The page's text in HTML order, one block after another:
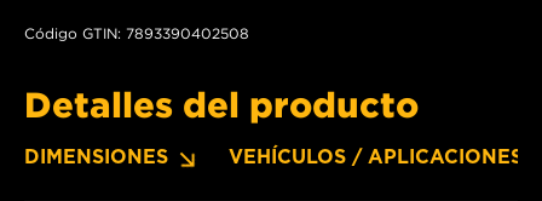
Código GTIN: 7893390402508
Detalles del producto
DIMENSIONES VEHÍCULOS / APLICACIONES